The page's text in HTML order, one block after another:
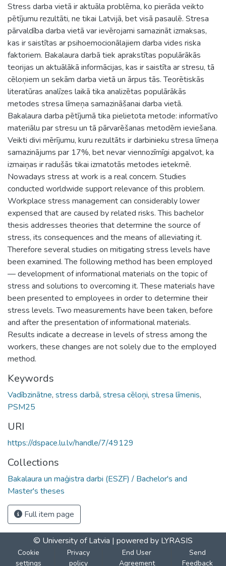
Stress darba vietā ir aktuāla problēma, ko pierāda veikto
pētījumu rezultāti, ne tikai Latvijā, bet visā pasaulē. Stresa
pārvaldība darba vietā var ievērojami samazināt izmaksas,
kas ir saistītas ar psihoemocionālajiem darba vides riska
faktoriem. Bakalaura darbā tiek aprakstītas populārākās
teorijas un aktuālākā informācijas, kas ir saistīta ar stresu, tā
cēloņiem un sekām darba vietā un ārpus tās. Teorētiskās
literatūras analīzes laikā tika analizētas populārākās
metodes stresa līmeņa samazināšanai darba vietā.
Bakalaura darba pētījumā tika pielietota metode: informatīvo
materiālu par stresu un tā pārvarēšanas metodēm ieviešana.
Veikti divi mērījumu, kuru rezultāts ir darbinieku stresa līmeņa
samazinājums par 17%, bet nevar viennozīmīgi apgalvot, ka
izmaiņas ir radušās tikai izmatotās metodes ietekmē.
Nowadays stress at work is a real concern. Studies
conducted worldwide support relevance of this problem.
Workplace stress management can considerably lower
expensed that are caused by related risks. This bachelor
thesis addresses theories that determine the source of
stress, its consequences and the means of alleviating it.
Therefore several studies on mitigating stress levels have
been examined. The following method has been employed
— development of informational materials on the topic of
stress and solutions to overcoming it. These materials have
been presented to employees in order to determine their
stress levels. Two measurements have been taken, before
and after the presentation of informational materials.
Results indicate a decrease in levels of stress among the
workers, these changes are not solely due to the employed
method.
Keywords
Vadībzinātne, stress darbā, stresa cēloņi, stresa līmenis,
PSM25
URI
https://dspace.lu.lv/handle/7/49129
Collections
Bakalaura un maģistra darbi (ESZF) / Bachelor's and
Master's theses
Full item page
© University of Latvia | powered by LYRASIS
Cookie
settings
Privacy
policy
End User
Agreement
Send
Feedback